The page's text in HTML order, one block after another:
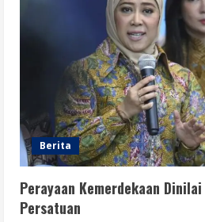
3
Situasi
dari Provokasi
August 8, 2026
4
Opini
HUT RI ke-81
Stabilitas,
August 8, 2026
Berita
Berita
Perayaan Kemerdekaan
Persatuan